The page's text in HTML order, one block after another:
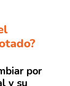
por
y su